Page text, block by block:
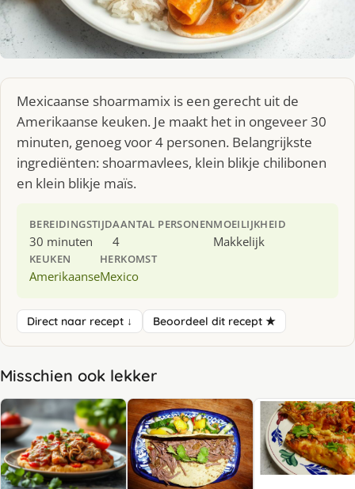
Mexicaanse shoarmamix is een gerecht uit de
Amerikaanse keuken. Je maakt het in ongeveer 30
minuten, genoeg voor 4 personen. Belangrijkste
ingrediënten: shoarmavlees, klein blikje chilibonen
en klein blikje maïs.
BEREIDINGSTIJD
30 minuten
AANTAL PERSONEN
4
MOEILIJKHEID
Makkelijk
KEUKEN
Amerikaanse
HERKOMST
Mexico
Direct naar recept ↓ Beoordeel dit recept ★
Misschien ook lekker